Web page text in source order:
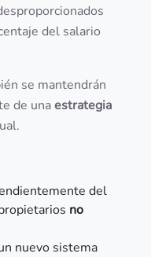
del salario
se mantendrán
de unaestrategia
del
no
nuevo sistema